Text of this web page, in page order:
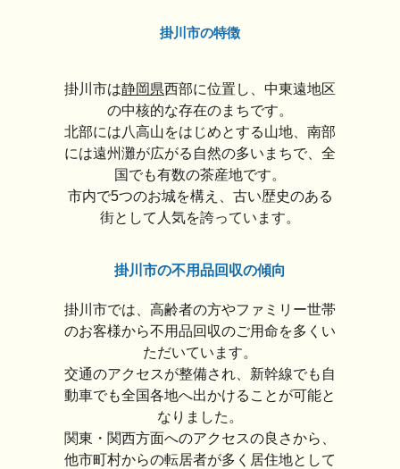
掛川市の特徴
掛川市は静岡県西部に位置し、中東遠地区
の中核的な存在のまちです。
北部には八高山をはじめとする山地、南部
には遠州灘が広がる自然の多いまちで、全
国でも有数の茶産地です。
市内で5つのお城を構え、古い歴史のある
街として人気を誇っています。
掛川市の不用品回収の傾向
掛川市では、高齢者の方やファミリー世帯
のお客様から不用品回収のご用命を多くい
ただいています。
交通のアクセスが整備され、新幹線でも自
動車でも全国各地へ出かけることが可能と
なりました。
関東・関西方面へのアクセスの良さから、
他市町村からの転居者が多く居住地として